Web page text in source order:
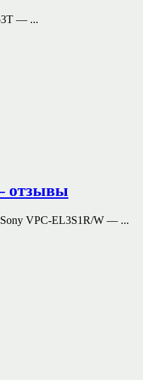
— ...
отзывы
VPC-EL3S1R/W — ...